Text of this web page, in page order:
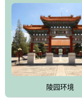
陵园环境